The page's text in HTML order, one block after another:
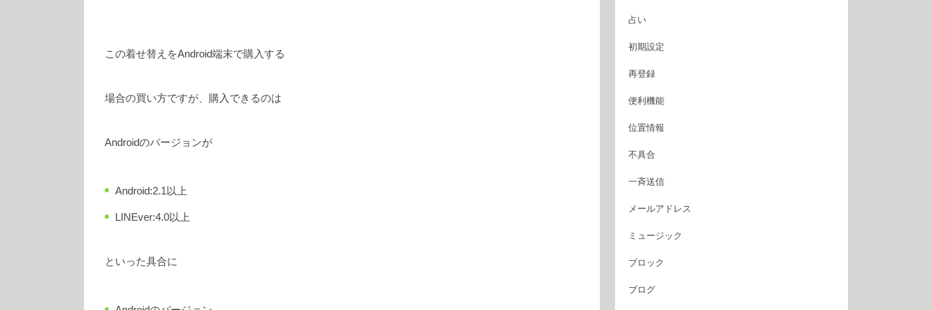
この着せ替えをAndroid端末で購入する
場合の買い方ですが、購入できるのは
Androidのバージョンが
Android:2.1以上
LINEver:4.0以上
といった具合に
占い
初期設定
再登録
便利機能
位置情報
不具合
一斉送信
メールアドレス
ミュージック
ブロック
ブログ